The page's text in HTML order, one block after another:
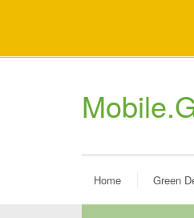
Home Green